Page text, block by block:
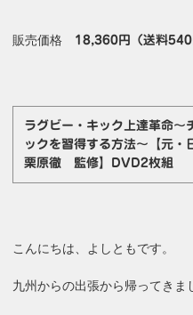
販売価格 18,360円（送料540
ラグビー・キック上達革命～
ックを習得する方法～【元
栗原徹 監修】DVD2枚組
こんにちは、よしともです。
九州からの出張から帰ってきま